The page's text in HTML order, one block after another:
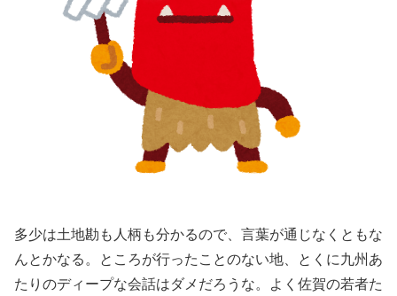
多少は土地勘も人柄も分かるので、言葉が通じなくともな
んとかなる。ところが行ったことのない地、とくに九州あ
たりのディープな会話はダメだろうな。よく佐賀の若者た